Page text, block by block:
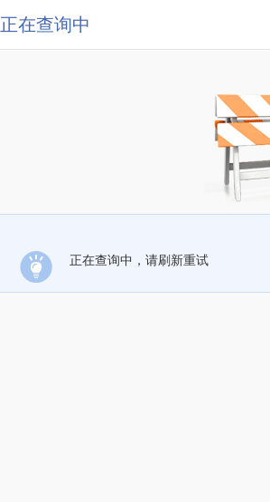
正在查询中
正在查询中，请刷新重试